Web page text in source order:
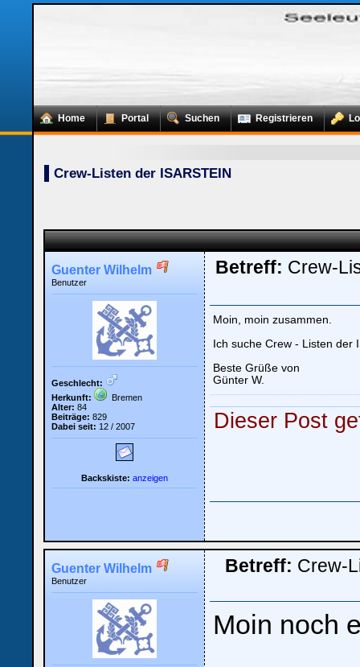
Home Portal Suchen Registrieren
Loginbox
Trage
bitte
in
die
nachfolgenden
Felder
Deinen
Benutzernamen
und
Kennwort
ein,
um
Dich
einzuloggen.
Username:
Passwort:
Crew-Listen der ISARSTEIN
Guenter Wilhelm
Benutzer
Geschlecht:
Herkunft:
Bremen
Alter: 84
Beiträge: 829
Dabei seit: 12 / 2007
Backskiste: anzeigen
Betreff: Crew-
Moin, moin zusammen.
Ich suche Crew - Listen der
Beste Grüße von
Günter W.
Dieser Post
Guenter Wilhelm
Benutzer
Betreff: Crew-
Moin noch